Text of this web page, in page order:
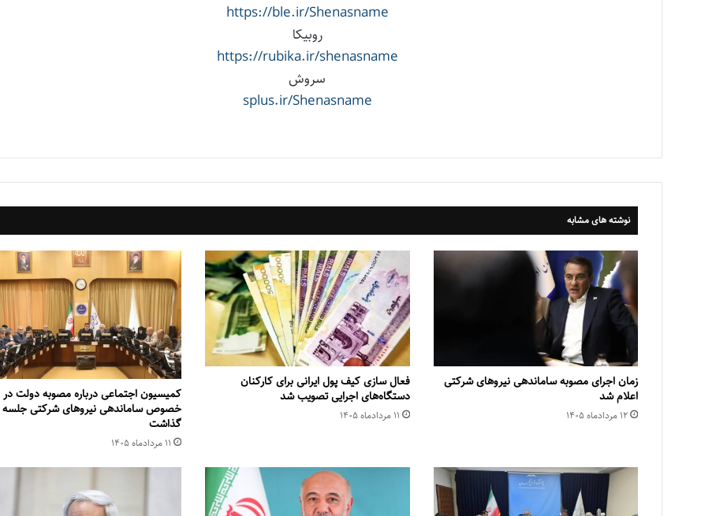
https://ble.ir/Shenasname
روبیکا
https://rubika.ir/shenasname
سروش
splus.ir/Shenasname
نوشته های مشابه
زمان اجرای مصوبه ساماندهی نیروهای شرکتی
اعلام شد
۱۲ مرداد‌ماه ۱۴۰۵
فعال سازی کیف پول ایرانی برای کارکنان
دستگاه‌های اجرایی تصویب شد
۱۱ مرداد‌ماه ۱۴۰۵
کمیسیون اجتماعی درباره مصوبه دولت در
خصوص ساماندهی نیروهای شرکتی جلسه
گذاشت
۱۱ مرداد‌ماه ۱۴۰۵